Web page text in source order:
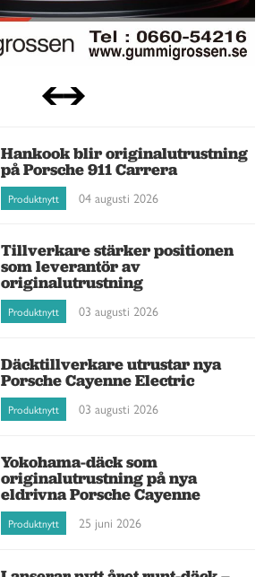
Hankook blir originalutrustning
på Porsche 911 Carrera
Produktnytt 04 augusti 2026
Tillverkare stärker positionen
som leverantör av
originalutrustning
Produktnytt 03 augusti 2026
Däcktillverkare utrustar nya
Porsche Cayenne Electric
Produktnytt 03 augusti 2026
Yokohama-däck som
originalutrustning på nya
eldrivna Porsche Cayenne
Produktnytt 25 juni 2026